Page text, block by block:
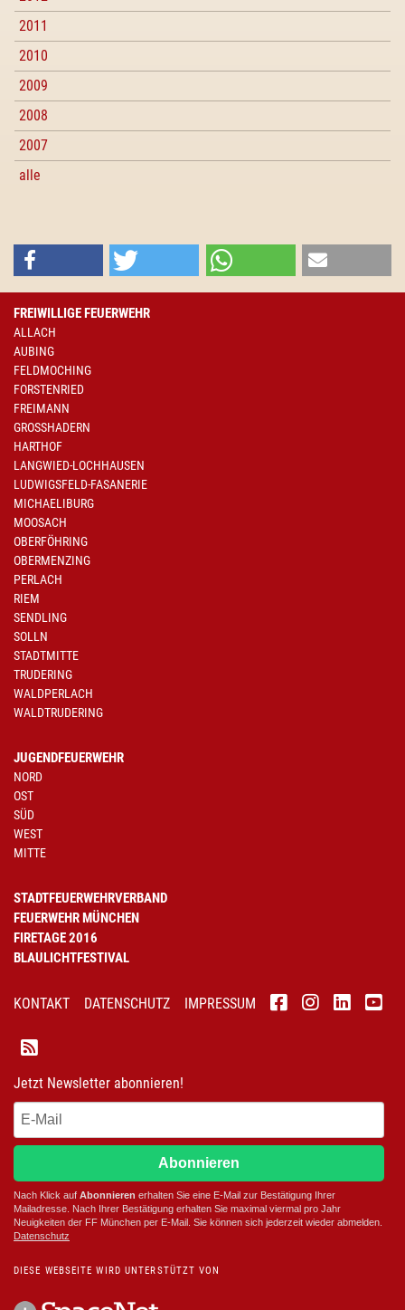
2011
2010
2009
2008
2007
alle
FREIWILLIGE FEUERWEHR
ALLACH
AUBING
FELDMOCHING
FORSTENRIED
FREIMANN
GROSSHADERN
HARTHOF
LANGWIED-LOCHHAUSEN
LUDWIGSFELD-FASANERIE
MICHAELIBURG
MOOSACH
OBERFÖHRING
OBERMENZING
PERLACH
RIEM
SENDLING
SOLLN
STADTMITTE
TRUDERING
WALDPERLACH
WALDTRUDERING
JUGENDFEUERWEHR
NORD
OST
SÜD
WEST
MITTE
STADTFEUERWEHRVERBAND
FEUERWEHR MÜNCHEN
FIRETAGE 2016
BLAULICHTFESTIVAL
KONTAKT DATENSCHUTZ IMPRESSUM
Jetzt Newsletter abonnieren!
Abonnieren
Nach Klick auf Abonnieren erhalten Sie eine E-Mail zur Bestätigung Ihrer
Mailadresse. Nach Ihrer Bestätigung erhalten Sie maximal viermal pro Jahr
Neuigkeiten der FF München per E-Mail. Sie können sich jederzeit wieder abmelden.
Datenschutz
DIESE WEBSEITE WIRD UNTERSTÜTZT VON